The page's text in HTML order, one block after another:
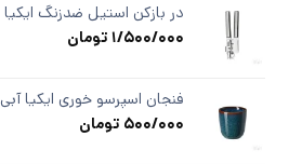
از
در
در بازکن استیل ضدزنگ ایکیا KONCIS
1/500/000 تومان
فنجان اسپرسو خوری ایکیا آبی GLADELIG
500/000 تومان